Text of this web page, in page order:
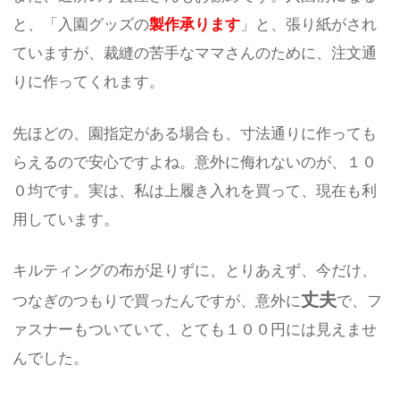
と、「入園グッズの製作承ります 」と、張り紙がされ
ていますが、裁縫の苦手なママさんのために、注文通
りに作ってくれます。
先ほどの、園指定がある場合も、寸法通りに作っても
らえるので安心ですよね。意外に侮れないのが、１０
０均です。実は、私は上履き入れを買って、現在も利
用しています。
キルティングの布が足りずに、とりあえず、今だけ、
つなぎのつもりで買ったんですが、意外に丈夫で、フ
ァスナーもついていて、とても１００円には見えませ
んでした。